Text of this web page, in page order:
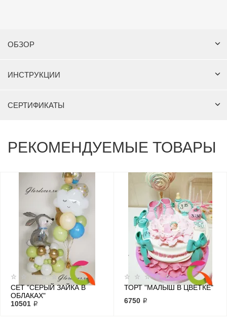
ОБЗОР
ИНСТРУКЦИИ
СЕРТИФИКАТЫ
РЕКОМЕНДУЕМЫЕ ТОВАРЫ
СЕТ "СЕРЫЙ ЗАЙКА В
ОБЛАКАХ"
10501 ₽
ТОРТ "МАЛЫШ В ЦВЕТКЕ"
6750 ₽